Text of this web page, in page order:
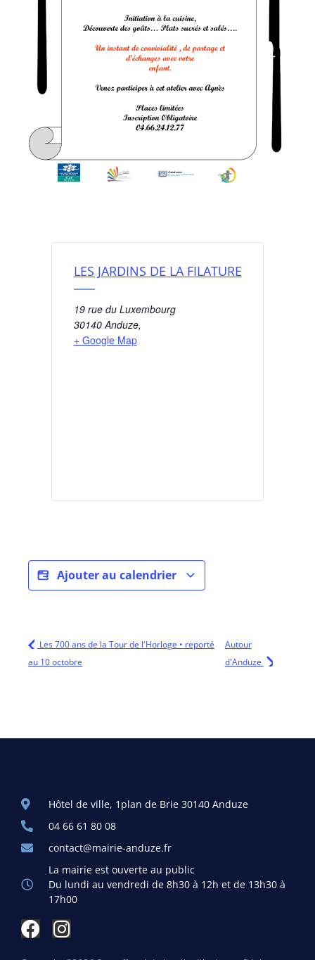
LES JARDINS DE LA FILATURE
19 rue du Luxembourg
30140 Anduze,
+ Google Map
Ajouter au calendrier
Les 700 ans de la Tour de l'Horloge • reporté
au 10 octobre
Autour
d'Anduze
Hôtel de ville, 1plan de Brie 30140 Anduze
04 66 61 80 08
contact@mairie-anduze.fr
La mairie est ouverte au public
Du lundi au vendredi de 8h30 à 12h et de 13h30 à
17h00